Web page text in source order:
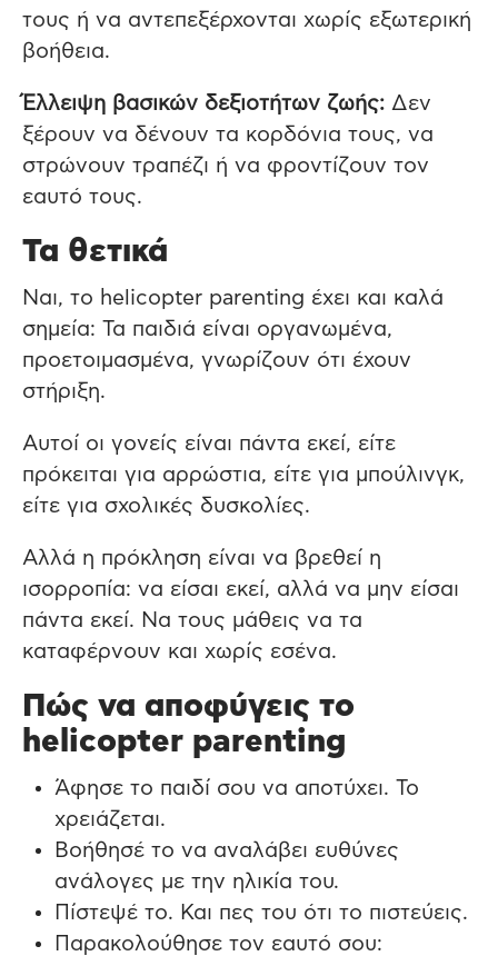
τους ή να αντεπεξέρχονται χωρίς εξωτερική
βοήθεια.
Έλλειψη βασικών δεξιοτήτων ζωής: Δεν
ξέρουν να δένουν τα κορδόνια τους, να
στρώνουν τραπέζι ή να φροντίζουν τον
εαυτό τους.
Τα θετικά
Ναι, το helicopter parenting έχει και καλά
σημεία: Τα παιδιά είναι οργανωμένα,
προετοιμασμένα, γνωρίζουν ότι έχουν
στήριξη.
Αυτοί οι γονείς είναι πάντα εκεί, είτε
πρόκειται για αρρώστια, είτε για μπούλινγκ,
είτε για σχολικές δυσκολίες.
Αλλά η πρόκληση είναι να βρεθεί η
ισορροπία: να είσαι εκεί, αλλά να μην είσαι
πάντα εκεί. Να τους μάθεις να τα
καταφέρνουν και χωρίς εσένα.
Πώς να αποφύγεις το
helicopter parenting
Άφησε το παιδί σου να αποτύχει. Το
χρειάζεται.
Βοήθησέ το να αναλάβει ευθύνες
ανάλογες με την ηλικία του.
Πίστεψέ το. Και πες του ότι το πιστεύεις.
Παρακολούθησε τον εαυτό σου: